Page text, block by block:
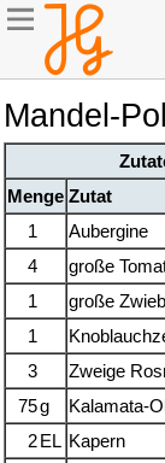
Mandel-
Menge Zutat
1
Aubergine
4
große
1
große
1
3
Zweige
75g
Kalamata-
2EL Kapern